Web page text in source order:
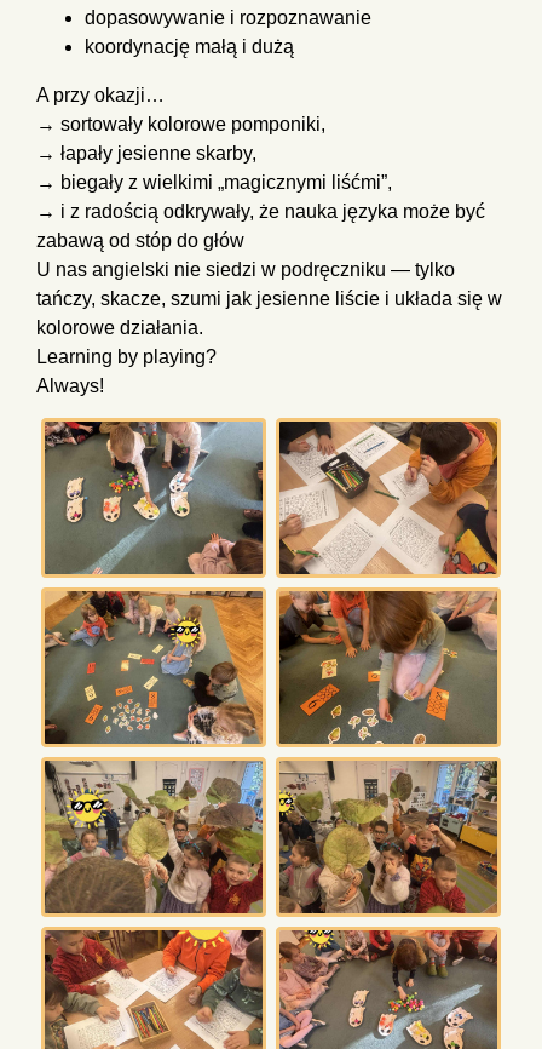
dopasowywanie i rozpoznawanie
koordynację małą i dużą
A przy okazji…
→ sortowały kolorowe pomponiki,
→ łapały jesienne skarby,
→ biegały z wielkimi „magicznymi liśćmi”,
→ i z radością odkrywały, że nauka języka może być
zabawą od stóp do głów
U nas angielski nie siedzi w podręczniku — tylko
tańczy, skacze, szumi jak jesienne liście i układa się w
kolorowe działania.
Learning by playing?
Always!